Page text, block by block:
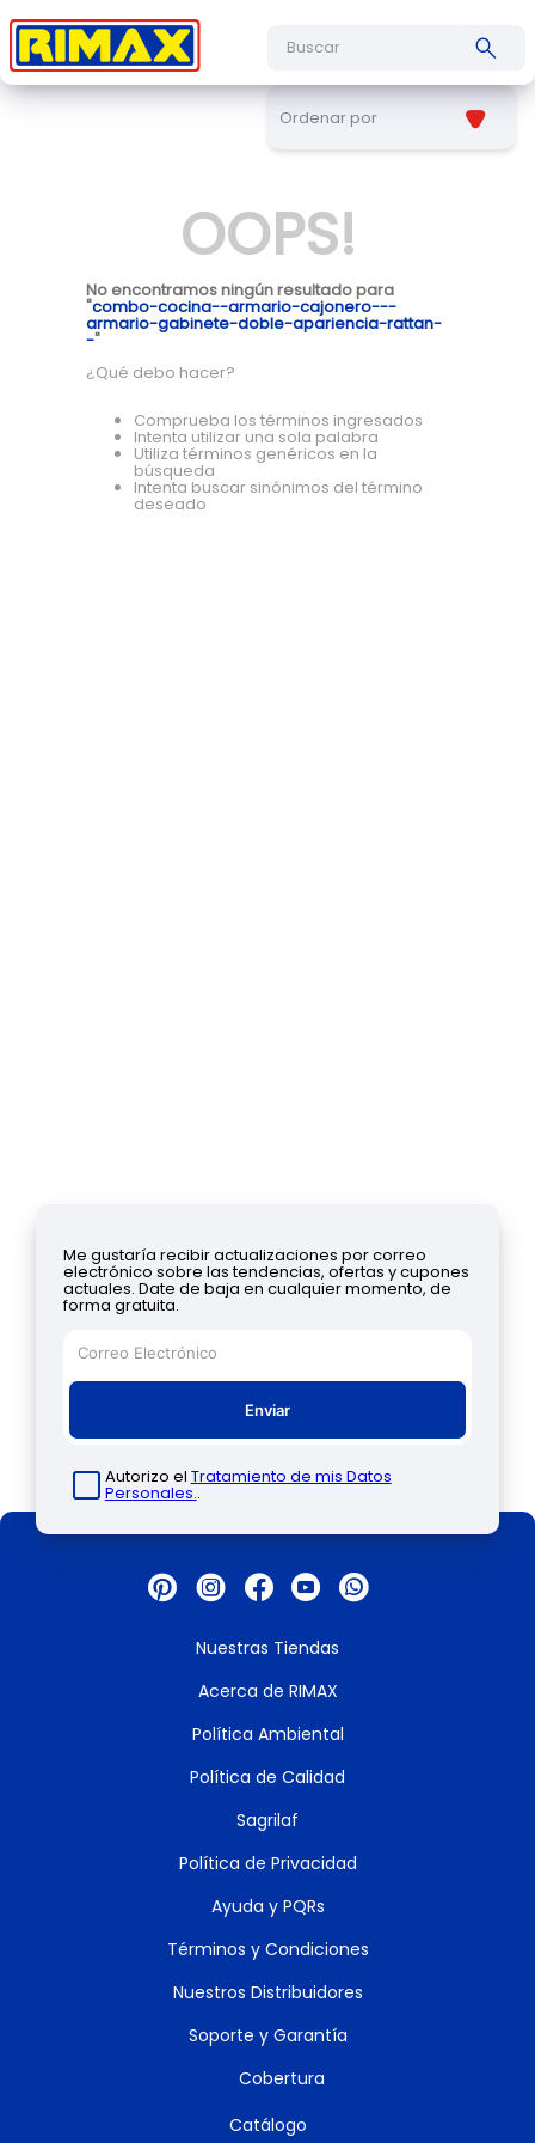
Ordenar por
OOPS!
No encontramos ningún resultado para
"combo-cocina--armario-cajonero---
armario-gabinete-doble-apariencia-rattan-
-"
¿Qué debo hacer?
Comprueba los términos ingresados
Intenta utilizar una sola palabra
Utiliza términos genéricos en la
búsqueda
Intenta buscar sinónimos del término
deseado
Me gustaría recibir actualizaciones por correo
electrónico sobre las tendencias, ofertas y cupones
actuales. Date de baja en cualquier momento, de
forma gratuita.
Enviar
Autorizo el Tratamiento de mis Datos
Personales..
Nuestras Tiendas
Acerca de RIMAX
Política Ambiental
Política de Calidad
Sagrilaf
Política de Privacidad
Ayuda y PQRs
Términos y Condiciones
Nuestros Distribuidores
Soporte y Garantía
Cobertura
Catálogo